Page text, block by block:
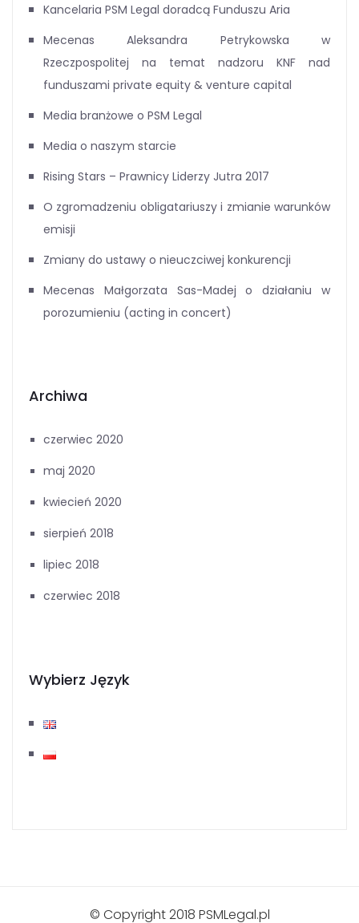
Kancelaria PSM Legal doradcą Funduszu Aria
Mecenas Aleksandra Petrykowska w
Rzeczpospolitej na temat nadzoru KNF nad
funduszami private equity & venture capital
Media branżowe o PSM Legal
Media o naszym starcie
Rising Stars – Prawnicy Liderzy Jutra 2017
O zgromadzeniu obligatariuszy i zmianie warunków
emisji
Zmiany do ustawy o nieuczciwej konkurencji
Mecenas Małgorzata Sas-Madej o działaniu w
porozumieniu (acting in concert)
Archiwa
czerwiec 2020
maj 2020
kwiecień 2020
sierpień 2018
lipiec 2018
czerwiec 2018
Wybierz Język
© Copyright 2018 PSMLegal.pl